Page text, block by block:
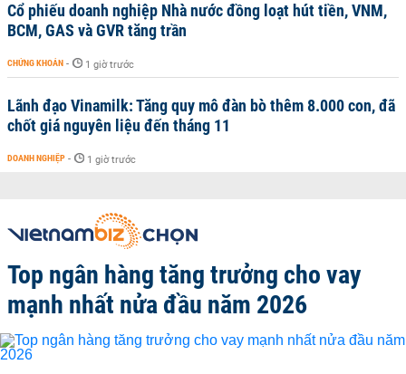
Cổ phiếu doanh nghiệp Nhà nước đồng loạt hút tiền, VNM,
BCM, GAS và GVR tăng trần
CHỨNG KHOÁN - 1 giờ trước
Lãnh đạo Vinamilk: Tăng quy mô đàn bò thêm 8.000 con, đã
chốt giá nguyên liệu đến tháng 11
DOANH NGHIỆP - 1 giờ trước
Top ngân hàng tăng trưởng cho vay
mạnh nhất nửa đầu năm 2026